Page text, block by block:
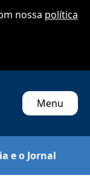
nossa política
Menu
e o Jornal